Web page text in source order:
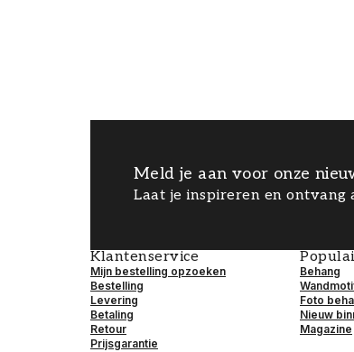
Meld je aan voor onze
Laat je inspireren en ontvang
Klantenservice
Mijn bestelling opzoeken
Bestelling
Levering
Betaling
Retour
Prijsgarantie
Behang
Foto
Nieuw
Magazine